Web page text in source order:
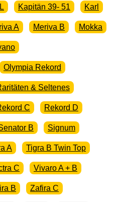
Kapitän 39- 51 Karl
A Meriva B Mokka
Olympia Rekord
& Seltenes
C Rekord D
B Signum
A Tigra B Twin Top
C Vivaro A + B
B Zafira C